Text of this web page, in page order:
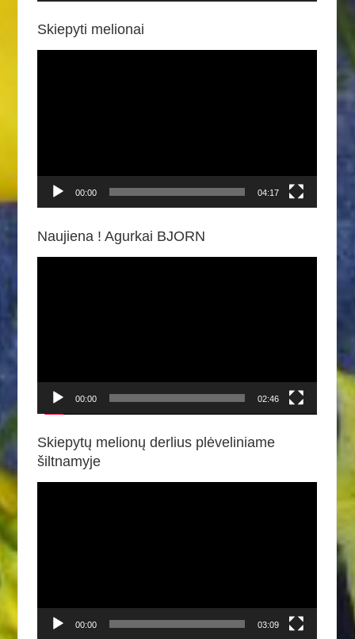
Skiepyti melionai
00:00 04:17
Naujiena ! Agurkai BJORN
00:00 02:46
Skiepytų melionų derlius plėveliniame
šiltnamyje
00:00 03:09